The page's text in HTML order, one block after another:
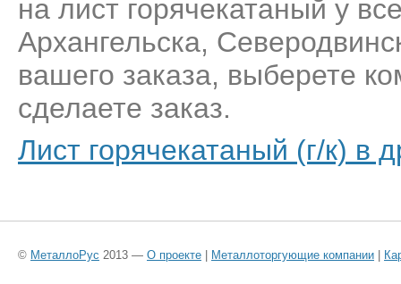
на лист горячекатаный у
Архангельска,
вашего заказа, выберете
сделаете заказ.
Лист горячекатаный (г/к) в
© МеталлоРус 2013 — О проекте | Металлоторгующие компании |